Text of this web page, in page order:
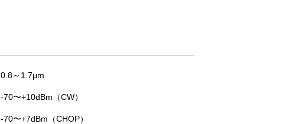
0.8～1.7μm
-70〜+10dBm（CW）
-70〜+7dBm（CHOP）